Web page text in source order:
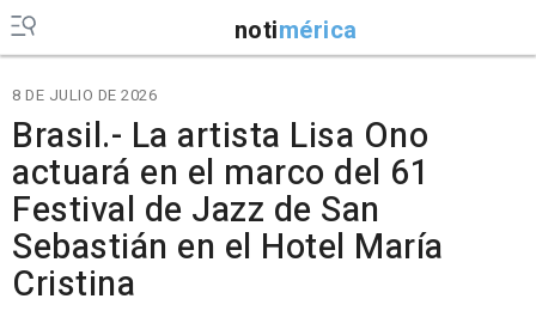
notimérica
8 DE JULIO DE 2026
Brasil.- La artista Lisa Ono
actuará en el marco del 61
Festival de Jazz de San
Sebastián en el Hotel María
Cristina